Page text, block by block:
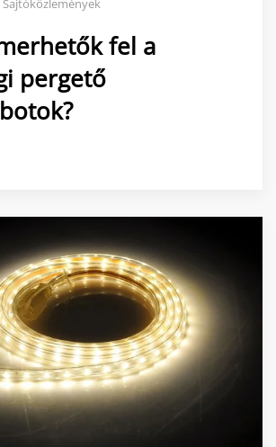
fel a
pergető